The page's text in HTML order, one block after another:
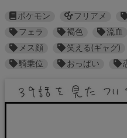
ポケモン フリアメ
フェラ
褐色 流血
メス顔
笑える(ギャグ)
騎乗位
おっぱい